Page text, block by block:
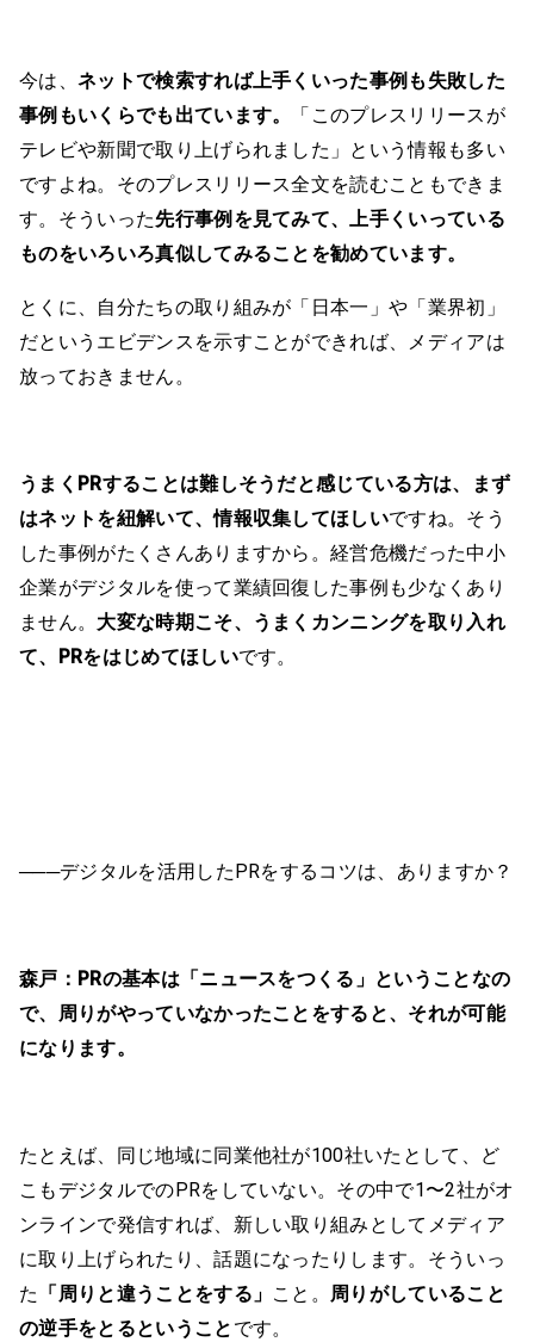
今は、 ネットで検索すれば上手くいった事例も失敗した
事例もいくらでも出ています。
「このプレスリリースが
テレビや新聞で取り上げられました」という情報も多い
ですよね。そのプレスリリース全文を読むこともできま
す。そういった先行事例を見てみて、上手くいっている
ものをいろいろ真似してみることを勧めています。
とくに、自分たちの取り組みが「日本一」や「業界初」
だというエビデンスを示すことができれば、メディアは
放っておきません。
うまくPRすることは難しそうだと感じている方は、まず
はネットを紐解いて、情報収集してほしいですね。そう
した事例がたくさんありますから。経営危機だった中小
企業がデジタルを使って業績回復した事例も少なくあり
ません。 大変な時期こそ、うまくカンニングを取り入れ
て、PRをはじめてほしいです。
───デジタルを活用したPRをするコツは、ありますか？
森戸： PRの基本は「ニュースをつくる」ということなの
で、周りがやっていなかったことをすると、それが可能
になります。
たとえば、同じ地域に同業他社が100社いたとして、ど
こもデジタルでのPRをしていない。その中で1〜2社がオ
ンラインで発信すれば、新しい取り組みとしてメディア
に取り上げられたり、話題になったりします。そういっ
た 「周りと違うことをする」 こと。 周りがしていること
の逆手をとるということ です。